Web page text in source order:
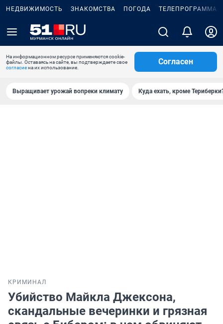
НЕДВИЖИМОСТЬ ЗНАКОМСТВА ПОГОДА ТЕЛЕПРОГРАММА
На информационном ресурсе применяются cookie-
файлы. Оставаясь на сайте, вы подтверждаете свое
согласиена их использование.
Согласен
Выращивает урожай вопреки климату Куда ехать, кроме
КРИМИНАЛ
Убийство Майкла Джексона,
скандальные вечеринки и грязная